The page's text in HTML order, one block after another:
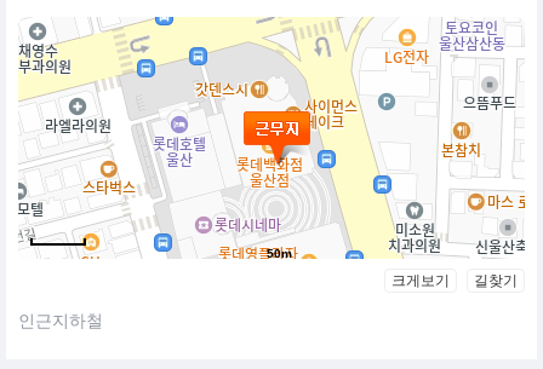
50m
크게보기 길찾기
인근지하철